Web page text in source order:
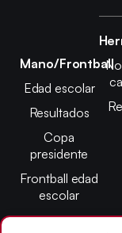
Mano/Frontball
Edad escolar
Resultados
Copa
presidente
Frontball edad
escolar